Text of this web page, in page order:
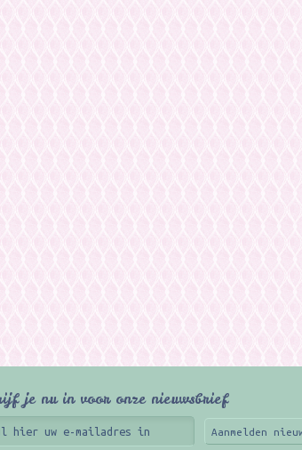
je nu in voor onze nieuwsbrief
Aanmelden